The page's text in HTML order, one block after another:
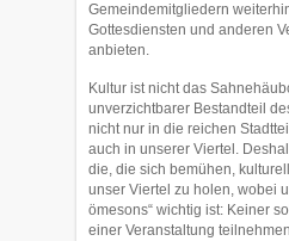
Gemeindemitgliedern
Gottesdiensten und anderen
anbieten.
Kultur ist nicht das
unverzichtbarer Bestandteil
nicht nur in die reichen
auch in unserer Viertel.
die, die sich bemü­hen,
unser Viertel zu holen, wobei
ömesons“ wichtig ist: Keiner
einer Veranstaltung